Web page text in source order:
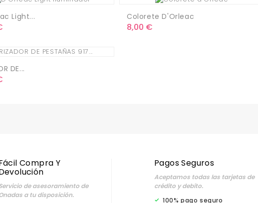
Light... Colorete D'Orleac
Precio
8,00 €
DE...
Compra Y
de asesoramiento de
a tu disposición.
Pagos Seguros
Aceptamos todas las tarjetas de
crédito y debíto.
100% pago seguro